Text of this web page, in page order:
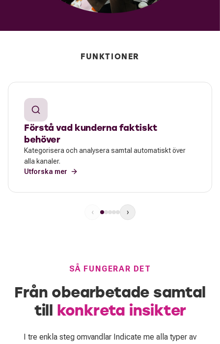
FUNKTIONER
Förstå vad kunderna faktiskt
behöver
Kategorisera och analysera samtal automatiskt över
alla kanaler.
Utforska mer
‹ ›
SÅ FUNGERAR DET
Från obearbetade samtal
till konkreta insikter
I tre enkla steg omvandlar Indicate me alla typer av